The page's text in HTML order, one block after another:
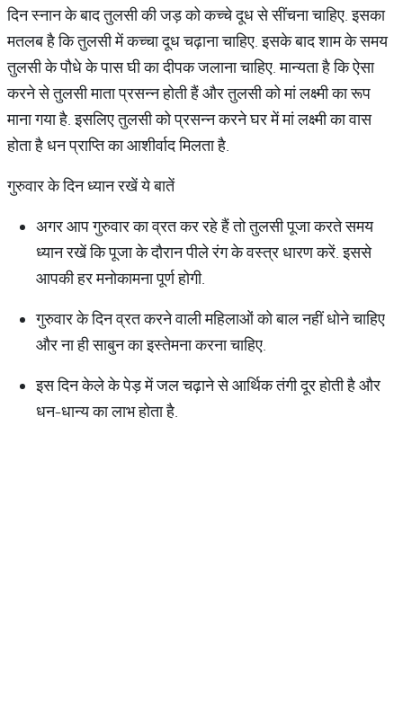
दिन स्नान के बाद तुलसी की जड़ को कच्चे दूध से सींचना चाहिए. इसका
मतलब है कि तुलसी में कच्चा दूध चढ़ाना चाहिए. इसके बाद शाम के समय
तुलसी के पौधे के पास घी का दीपक जलाना चाहिए. मान्यता है कि ऐसा
करने से तुलसी माता प्रसन्न होती हैं और तुलसी को मां लक्ष्मी का रूप
माना गया है. इसलिए तुलसी को प्रसन्न करने घर में मां लक्ष्मी का वास
होता है धन प्राप्ति का आशीर्वाद मिलता है.
गुरुवार के दिन ध्यान रखें ये बातें
अगर आप गुरुवार का व्रत कर रहे हैं तो तुलसी पूजा करते समय
ध्यान रखें कि पूजा के दौरान पीले रंग के वस्त्र धारण करें. इससे
आपकी हर मनोकामना पूर्ण होगी.
गुरुवार के दिन व्रत करने वाली महिलाओं को बाल नहीं धोने चाहिए
और ना ही साबुन का इस्तेमना करना चाहिए.
इस दिन केले के पेड़ में जल चढ़ाने से आर्थिक तंगी दूर होती है और
धन-धान्य का लाभ होता है.